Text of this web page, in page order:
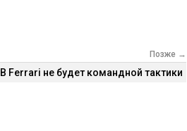
Позже →
В Ferrari не будет командной тактики